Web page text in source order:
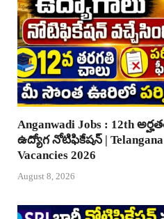
Anganwadi Jobs : 12th
ఉద్యోగ నోటిఫికేషన్ | Telangana
Vacancies 2026
August 8, 2026